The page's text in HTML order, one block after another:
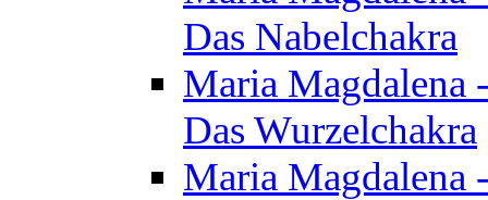
Das Nabelchakra
Maria Magdalena
Das Wurzelchakra
Maria Magdalena